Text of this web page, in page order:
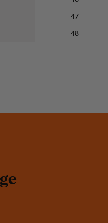
47
48
ge